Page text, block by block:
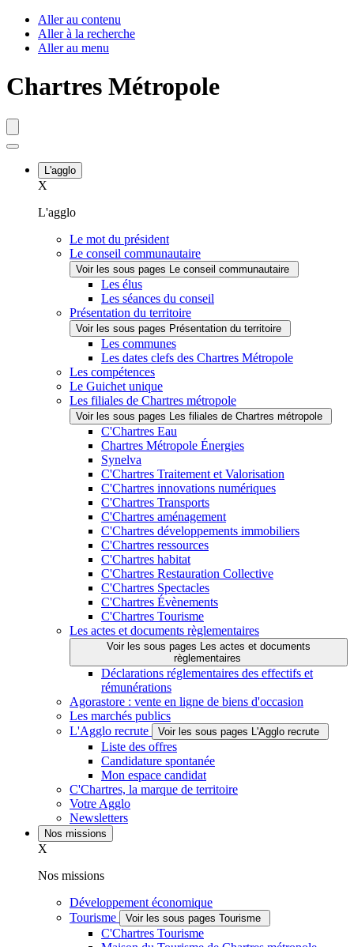
Aller au contenu
Aller à la recherche
Aller au menu
Chartres Métropole
L'agglo
X
L'agglo
Le mot du président
Le conseil communautaire
Voir les sous pages Le conseil communautaire
Les élus
Les séances du conseil
Présentation du territoire
Voir les sous pages Présentation du territoire
Les communes
Les dates clefs des Chartres Métropole
Les compétences
Le Guichet unique
Les filiales de Chartres métropole
Voir les sous pages Les filiales de Chartres métropole
C'Chartres Eau
Chartres Métropole Énergies
Synelva
C'Chartres Traitement et Valorisation
C'Chartres innovations numériques
C'Chartres Transports
C'Chartres aménagement
C'Chartres développements immobiliers
C'Chartres ressources
C'Chartres habitat
C'Chartres Restauration Collective
C'Chartres Spectacles
C'Chartres Évènements
C'Chartres Tourisme
Les actes et documents règlementaires
Voir les sous pages Les actes et documents
règlementaires
Déclarations réglementaires des effectifs et
rémunérations
Agorastore : vente en ligne de biens d'occasion
Les marchés publics
L'Agglo recrute
Voir les sous pages L'Agglo recrute
Liste des offres
Candidature spontanée
Mon espace candidat
C'Chartres, la marque de territoire
Votre Agglo
Newsletters
Nos missions
X
Nos missions
Développement économique
Tourisme
Voir les sous pages Tourisme
C'Chartres Tourisme
Fenêtre
chat